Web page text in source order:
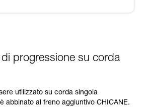
progressione su corda
utilizzato su corda singola
abbinato al freno aggiuntivo CHICANE.